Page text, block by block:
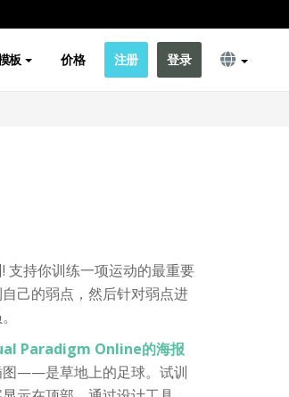
板 价格 注册 登录
支持你训练一项运动的最重要
己的弱点，然后针对弱点进
Paradigm Online的海报
图——是草地上的足球。试训